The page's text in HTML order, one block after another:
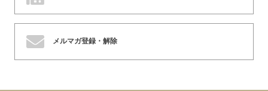
メルマガ登録・解除